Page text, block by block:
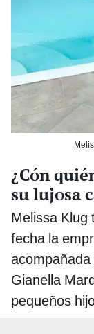
¿Cón
su lujosa
Melissa Klug
fecha la
Gianella
pequeños